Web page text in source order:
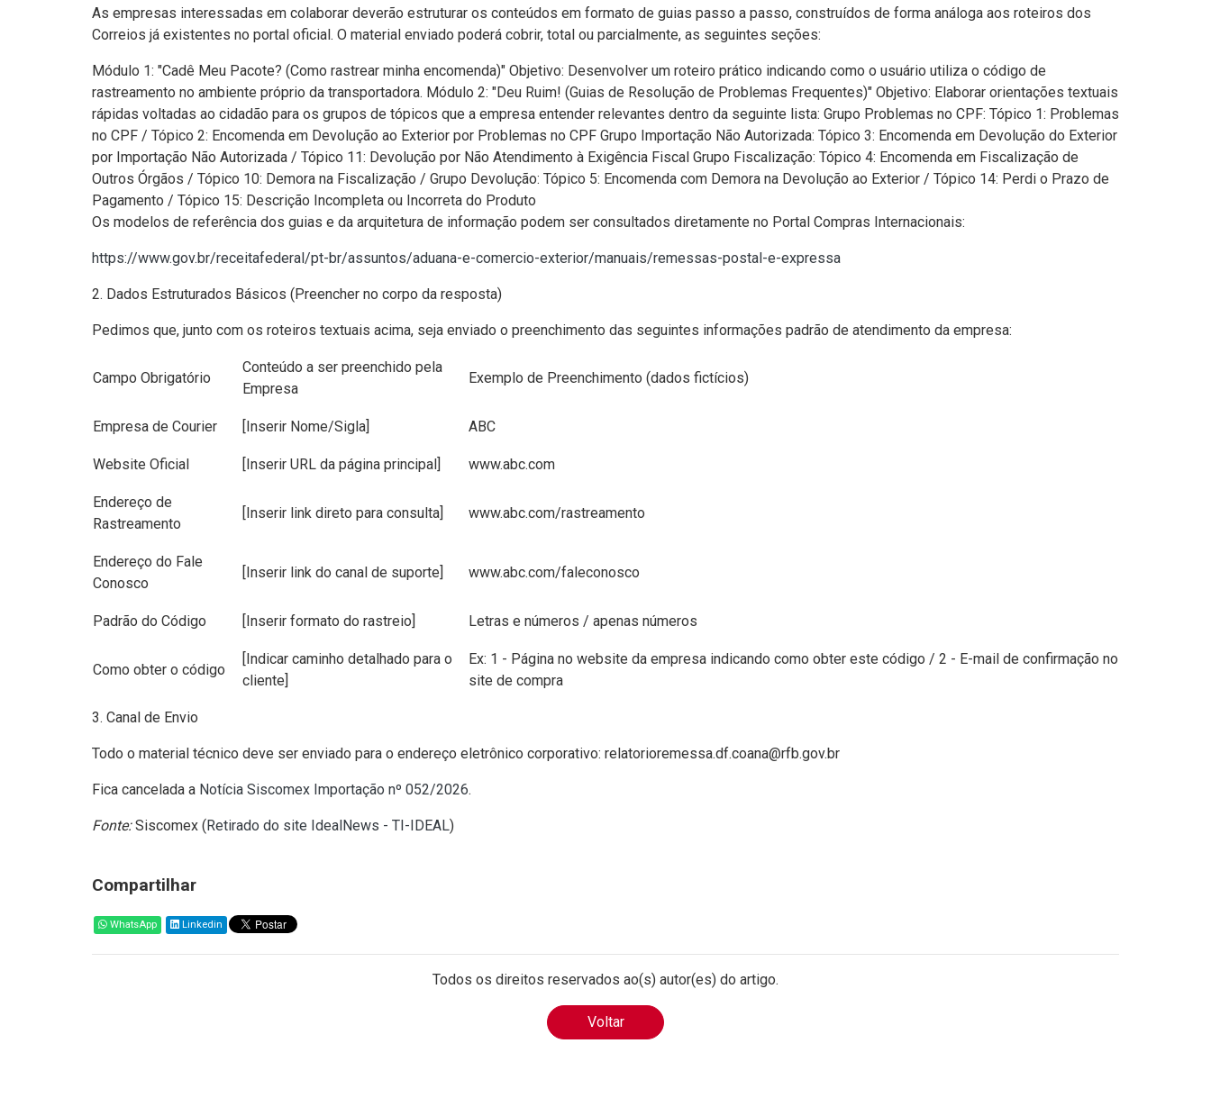
As empresas interessadas em colaborar deverão estruturar os conteúdos em formato de guias passo a passo, construídos de forma análoga aos roteiros dos
Correios já existentes no portal oficial. O material enviado poderá cobrir, total ou parcialmente, as seguintes seções:
Módulo 1: "Cadê Meu Pacote? (Como rastrear minha encomenda)" Objetivo: Desenvolver um roteiro prático indicando como o usuário utiliza o código de
rastreamento no ambiente próprio da transportadora. Módulo 2: "Deu Ruim! (Guias de Resolução de Problemas Frequentes)" Objetivo: Elaborar orientações textuais
rápidas voltadas ao cidadão para os grupos de tópicos que a empresa entender relevantes dentro da seguinte lista: Grupo Problemas no CPF: Tópico 1: Problemas
no CPF / Tópico 2: Encomenda em Devolução ao Exterior por Problemas no CPF Grupo Importação Não Autorizada: Tópico 3: Encomenda em Devolução do Exterior
por Importação Não Autorizada / Tópico 11: Devolução por Não Atendimento à Exigência Fiscal Grupo Fiscalização: Tópico 4: Encomenda em Fiscalização de
Outros Órgãos / Tópico 10: Demora na Fiscalização / Grupo Devolução: Tópico 5: Encomenda com Demora na Devolução ao Exterior / Tópico 14: Perdi o Prazo de
Pagamento / Tópico 15: Descrição Incompleta ou Incorreta do Produto
Os modelos de referência dos guias e da arquitetura de informação podem ser consultados diretamente no Portal Compras Internacionais:
https://www.gov.br/receitafederal/pt-br/assuntos/aduana-e-comercio-exterior/manuais/remessas-postal-e-expressa
2. Dados Estruturados Básicos (Preencher no corpo da resposta)
Pedimos que, junto com os roteiros textuais acima, seja enviado o preenchimento das seguintes informações padrão de atendimento da empresa:
Campo Obrigatório
Conteúdo a ser preenchido pela
Empresa
Exemplo de Preenchimento (dados fictícios)
Empresa de Courier [Inserir Nome/Sigla] ABC
Website Oficial [Inserir URL da página principal] www.abc.com
Endereço de
Rastreamento
[Inserir link direto para consulta] www.abc.com/rastreamento
Endereço do Fale
Conosco
[Inserir link do canal de suporte] www.abc.com/faleconosco
Padrão do Código [Inserir formato do rastreio] Letras e números / apenas números
Como obter o código
[Indicar caminho detalhado para o
cliente]
Ex: 1 - Página no website da empresa indicando como obter este código / 2 - E-mail de confirmação no
site de compra
3. Canal de Envio
Todo o material técnico deve ser enviado para o endereço eletrônico corporativo: relatorioremessa.df.coana@rfb.gov.br
Fica cancelada a Notícia Siscomex Importação nº 052/2026.
Fonte:Siscomex (Retirado do site IdealNews - TI-IDEAL)
Compartilhar
WhatsApp Linkedin
Todos os direitos reservados ao(s) autor(es) do artigo.
Voltar